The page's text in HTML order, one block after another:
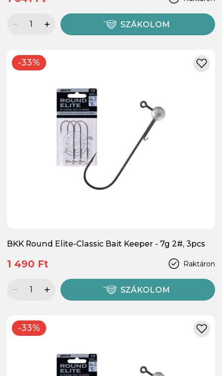
SZÁKOLOM
-33%
BKK Round Elite-Classic Bait Keeper - 7g 2#, 3pcs
Raktáron
1 490 Ft
SZÁKOLOM
-33%